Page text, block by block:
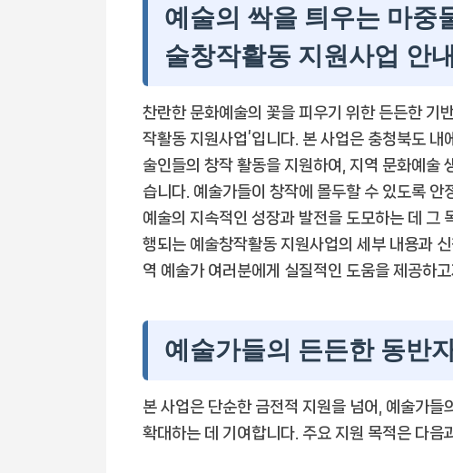
예술의 싹을 틔우는 마중
술창작활동 지원사업 안내
찬란한 문화예술의 꽃을 피우기 위한 든든한 기
작활동 지원사업’입니다. 본 사업은 충청북도 내
술인들의 창작 활동을 지원하여, 지역 문화예술
습니다. 예술가들이 창작에 몰두할 수 있도록
예술의 지속적인 성장과 발전을 도모하는 데 그
행되는 예술창작활동 지원사업의 세부 내용과
역 예술가 여러분에게 실질적인 도움을 제공하고
예술가들의 든든한 동반
본 사업은 단순한 금전적 지원을 넘어, 예술가
확대하는 데 기여합니다. 주요 지원 목적은 다음